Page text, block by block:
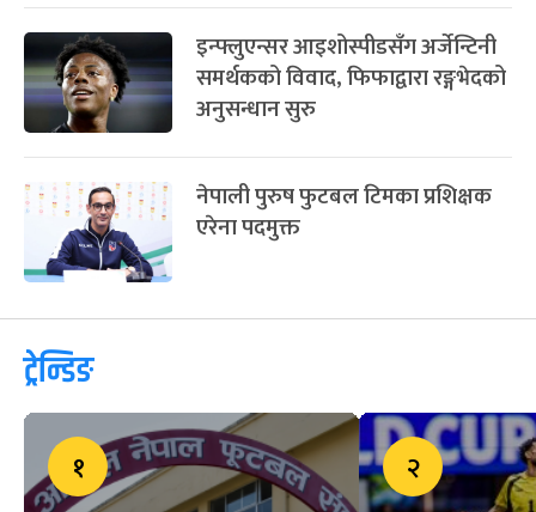
इन्फ्लुएन्सर आइशोस्पीडसँग अर्जेन्टिनी
समर्थकको विवाद, फिफाद्वारा रङ्गभेदको
अनुसन्धान सुरु
नेपाली पुरुष फुटबल टिमका प्रशिक्षक
एरेना पदमुक्त
ट्रेन्डिङ
१ २